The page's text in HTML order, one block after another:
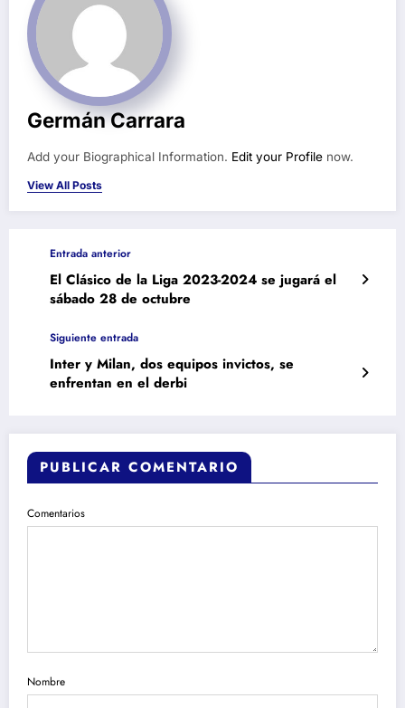
Germán Carrara
Add your Biographical Information. Edit your Profile now.
View All Posts
Entrada anterior
El Clásico de la Liga 2023-2024 se jugará el
sábado 28 de octubre
Siguiente entrada
Inter y Milan, dos equipos invictos, se
enfrentan en el derbi
PUBLICAR COMENTARIO
Comentarios
Nombre